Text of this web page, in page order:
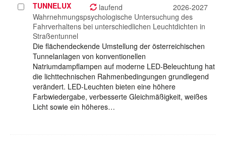
Projekt
auswählen
TUNNELUX laufend
2026-2027
Wahrnehmungspsychologische Untersuchung des
Fahrverhaltens bei unterschiedlichen Leuchtdichten in
Straßentunnel
Die flächendeckende Umstellung der österreichischen
Tunnelanlagen von konventionellen
Natriumdampflampen auf moderne LED-Beleuchtung hat
die lichttechnischen Rahmenbedingungen grundlegend
verändert. LED-Leuchten bieten eine höhere
Farbwiedergabe, verbesserte Gleichmäßigkeit, weißes
Licht sowie ein höheres…